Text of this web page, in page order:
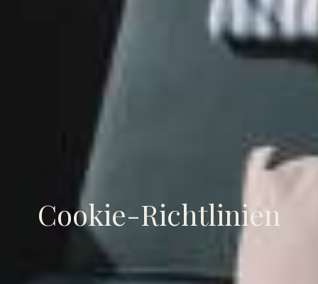
Cookie-Richtlinien